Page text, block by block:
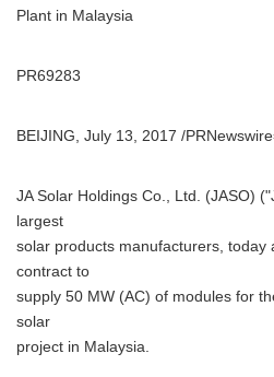
Plant in Malaysia
PR69283
BEIJING, July 13, 2017 /
JA Solar Holdings Co., Ltd. (JASO)
largest
solar products manufacturers, today
contract to
supply 50 MW (AC) of modules for
solar
project in Malaysia.